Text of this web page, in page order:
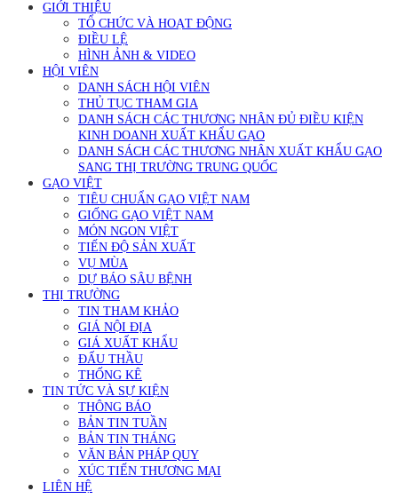
GIỚI THIỆU
TỔ CHỨC VÀ HOẠT ĐỘNG
ĐIỀU LỆ
HÌNH ẢNH & VIDEO
HỘI VIÊN
DANH SÁCH HỘI VIÊN
THỦ TỤC THAM GIA
DANH SÁCH CÁC THƯƠNG NHÂN ĐỦ ĐIỀU KIỆN
KINH DOANH XUẤT KHẨU GẠO
DANH SÁCH CÁC THƯƠNG NHÂN XUẤT KHẨU GẠO
SANG THỊ TRƯỜNG TRUNG QUỐC
GẠO VIỆT
TIÊU CHUẨN GẠO VIỆT NAM
GIỐNG GẠO VIỆT NAM
MÓN NGON VIỆT
TIẾN ĐỘ SẢN XUẤT
VỤ MÙA
DỰ BÁO SÂU BỆNH
THỊ TRƯỜNG
TIN THAM KHẢO
GIÁ NỘI ĐỊA
GIÁ XUẤT KHẨU
ĐẤU THẦU
THỐNG KÊ
TIN TỨC VÀ SỰ KIỆN
THÔNG BÁO
BẢN TIN TUẦN
BẢN TIN THÁNG
VĂN BẢN PHÁP QUY
XÚC TIẾN THƯƠNG MẠI
LIÊN HỆ